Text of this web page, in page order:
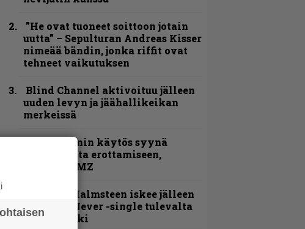
”He ovat tuoneet soittoon jotain
uutta” – Sepulturan Andreas Kisser
nimeää bändin, jonka riffit ovat
tehneet vaikutuksen
Blind Channel aktivoituu jälleen
uuden levyn ja jäähallikeikan
merkeissä
Sid Wilsonin käytös syynä
Slipknotista erottamiseen,
raportoi TMZ
Yngwie Malmsteen iskee jälleen
– Now or Never -single tulevalta
levyltä julki